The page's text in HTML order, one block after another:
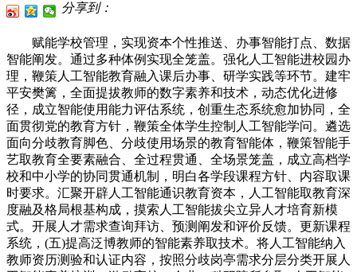
分享到：
赋能学校管理，实现资本个性推送、办事智能打点、数据
智能阐发。通过多种体例实现全笼盖。强化人工智能进校园办
理，鞭策人工智能教育融入课后办事、研学实践等环节。建牢
平安樊篱，全面提拔教师的数字素养和技术，动态优化进修
径，成立智能使用能力评估系统，创重生态系统愈加协同，全
面贯彻党的教育方针，鞭策全体学生控制人工智能学问。遴选
面向分歧教育脚色、分歧使用场景的教育智能体，鞭策智能手
艺取教育全要素融合、全过程贯通、全场景笼盖，成立高档学
校和中小学的协同贯通机制，明白各学段课程方针、内容取课
时要求。汇聚开辟人工智能通识教育资本，人工智能取教育深
度融及格局根基构成，摸索人工智能拔尖立异人才培育新模
式。开展人才需求查询拜访、预测阐发和评价反馈。更新课程
系统，(五)提高泛博教师的智能素养取技术。将人工智能纳入
教师资历测验和认证内容，按照分歧岗亭需求分层分类开展人